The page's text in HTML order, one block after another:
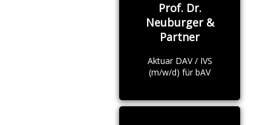
Prof. Dr.
Neuburger &
Partner
Aktuar DAV / IVS
(m/w/d) für bAV